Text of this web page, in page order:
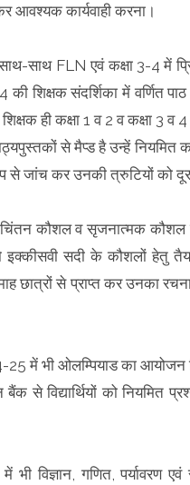
आवश्यक कार्यवाही करना।
साथ FLN एवं कक्षा 3-4 में
की शिक्षक संदर्शिका में वर्णित
ही कक्षा 1 व 2 व कक्षा 3 व
से मैप्ड है उन्हें नियमित
रूप से जांच कर उनकी त्रुटियों को
चिंतन कौशल व सृजनात्मक
को इक्कीसवी सदी के कौशलों
छात्रों से प्राप्त कर उनका
में भी ओलम्पियाड का आयोजन
से विद्यार्थियों को नियमित
विज्ञान, गणित, पर्यावरण